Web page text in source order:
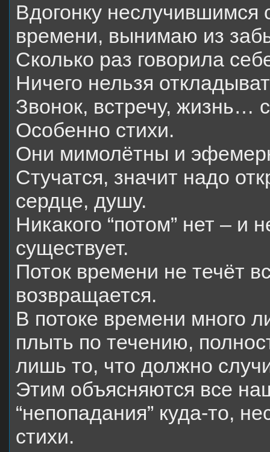
Вдогонку
времени, вынимаю из
Сколько раз говорила
Ничего нельзя
Звонок, встречу, жизнь…
Особенно стихи.
Они мимолётны и
Стучатся, значит надо
сердце, душу.
Никакого “потом” нет – и
существует.
Поток времени не течёт
возвращается.
В потоке времени много
плыть по течению,
лишь то, что должно
Этим объясняются все
“непопадания” куда-то,
стихи.